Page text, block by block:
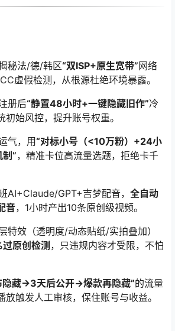
秘法/德/韩区“双ISP+原生宽带”网络
虚假检测，从根源杜绝环境暴露。
册后“静置48小时+一键隐藏旧作”冷
始风控，提升账号权重。
气，用“对标小号（<10万粉）+24小
”，精准卡位高流量选题，拒绝卡千
AI+Claude/GPT+吉梦配音， 全自动
音，1小时产出10条原创级视频。
特效（透明度/动态贴纸/实拍叠加）
原创检测 ，只违规内容才受限，不怕
隐藏→3天后公开→爆款再隐藏”的流量
触发人工审核，保住账号与收益。